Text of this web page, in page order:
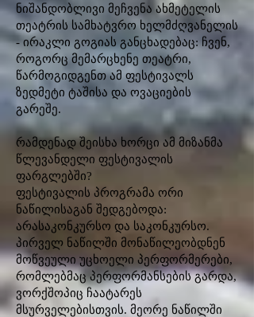
ნიშანდობლივი მეჩვენა ახმეტელის
თეატრის სამხატვრო ხელმძღვანელის
- ირაკლი გოგიას განცხადებაც: ჩვენ,
როგორც მემარცხენე თეატრი,
წარმოგიდგენთ ამ ფესტივალს
ზედმეტი ტაშისა და ოვაციების
გარეშე.
რამდენად შეისხა ხორცი ამ მიზანმა
წლევანდელი ფესტივალის
ფარგლებში?
ფესტივალის პროგრამა ორი
ნაწილისაგან შედგებოდა:
არასაკონკურსო და საკონკურსო.
პირველ ნაწილში მონაწილეობდნენ
მოწვეული უცხოელი პერფორმერები,
რომლებმაც პერფორმანსების გარდა,
ვორქშოპიც ჩაატარეს
მსურველებისთვის. მეორე ნაწილში